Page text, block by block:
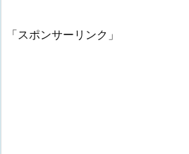
「スポンサーリンク」